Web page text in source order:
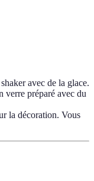
avec de la glace.
verre préparé avec du
la décoration. Vous